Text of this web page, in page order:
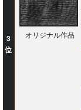
3
位
オリジナル作品